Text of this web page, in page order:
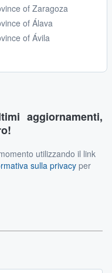
of Zaragoza
of Álava
of Ávila
aggiornamenti,
utilizzando il link
sulla privacy per